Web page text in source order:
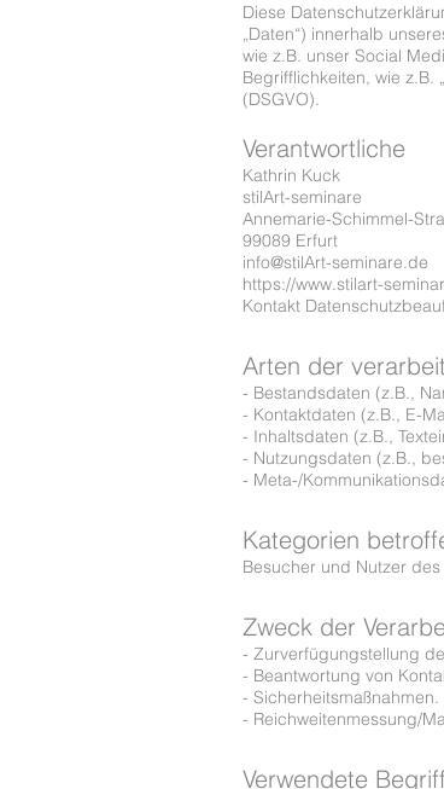
Diese
„Daten“) innerhalb
wie z.B. unser Social
Begrifflichkeiten, wie z.B.
(DSGVO).
Verantwortliche
Kathrin Kuck
stilArt-seminare
Annemarie-Schimmel-
99089 Erfurt
info@stilArt-seminare.de
https://www.stilart-
Kontakt
Arten der
- Bestandsdaten (z.B.,
- Kontaktdaten (z.B., E-
- Inhaltsdaten (z.B.,
- Nutzungsdaten (z.B.,
- Meta-/
Kategorien
Besucher und Nutzer
Zweck der
- Zurverfügungstellung
- Beantwortung von
- Sicherheitsmaßnahmen.
- Reichweitenmessung/
Verwendete